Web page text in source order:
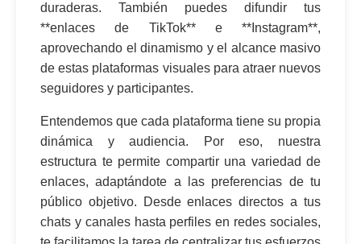
duraderas. También puedes difundir tus
**enlaces de TikTok** e **Instagram**,
aprovechando el dinamismo y el alcance masivo
de estas plataformas visuales para atraer nuevos
seguidores y participantes.
Entendemos que cada plataforma tiene su propia
dinámica y audiencia. Por eso, nuestra
estructura te permite compartir una variedad de
enlaces, adaptándote a las preferencias de tu
público objetivo. Desde enlaces directos a tus
chats y canales hasta perfiles en redes sociales,